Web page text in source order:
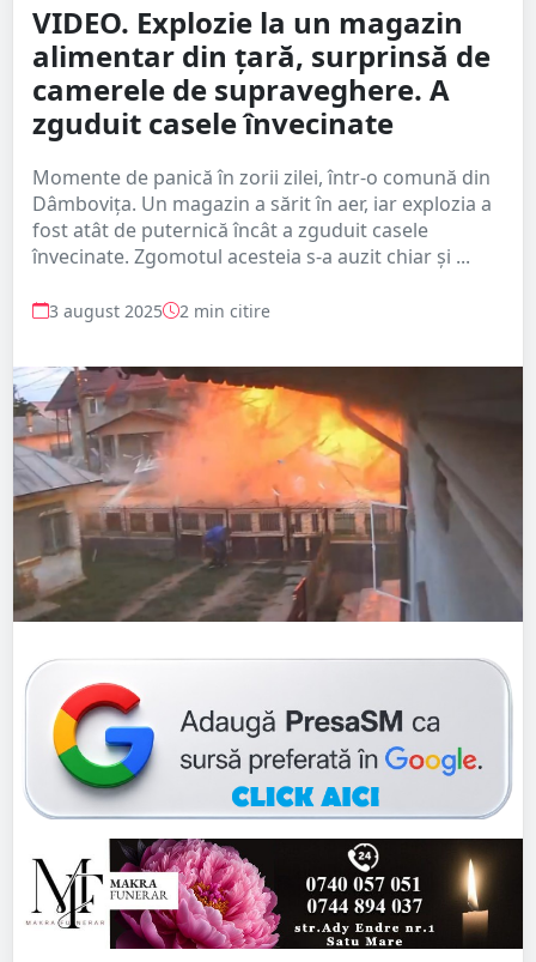
VIDEO. Explozie la un magazin
alimentar din țară, surprinsă de
camerele de supraveghere. A
zguduit casele învecinate
Momente de panică în zorii zilei, într-o comună din
Dâmboviţa. Un magazin a sărit în aer, iar explozia a
fost atât de puternică încât a zguduit casele
învecinate. Zgomotul acesteia s-a auzit chiar şi ...
3 august 2025 2 min citire